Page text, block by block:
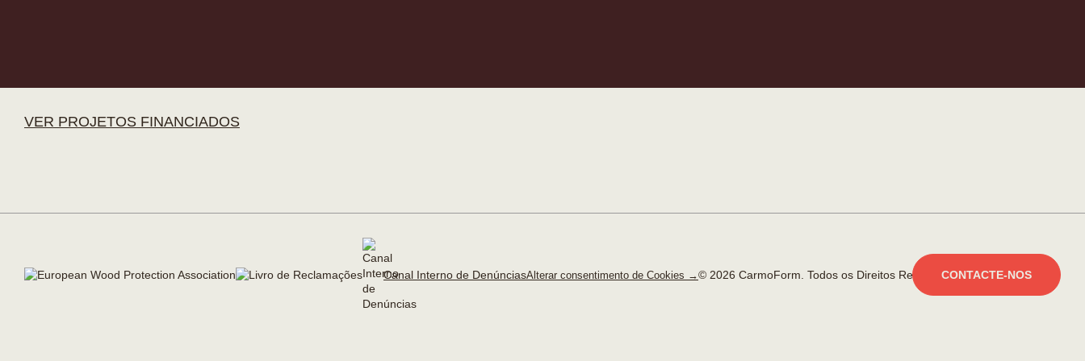
CONTACTE-NOS
VER PROJETOS FINANCIADOS
Canal Interno de DenúnciasAlterar consentimento de Cookies →© 2026 CarmoForm. Todos os Direitos Reservados.made by KOBU